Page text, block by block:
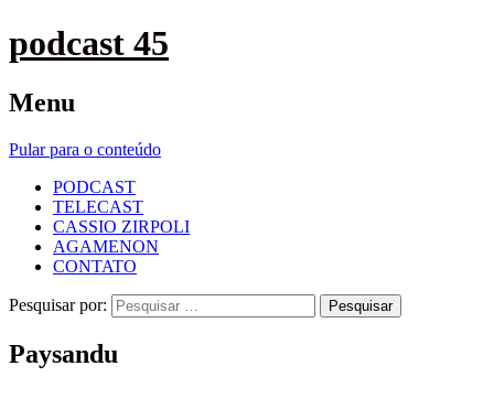
podcast 45
Menu
Pular para o conteúdo
PODCAST
TELECAST
CASSIO ZIRPOLI
AGAMENON
CONTATO
Pesquisar por:
Paysandu